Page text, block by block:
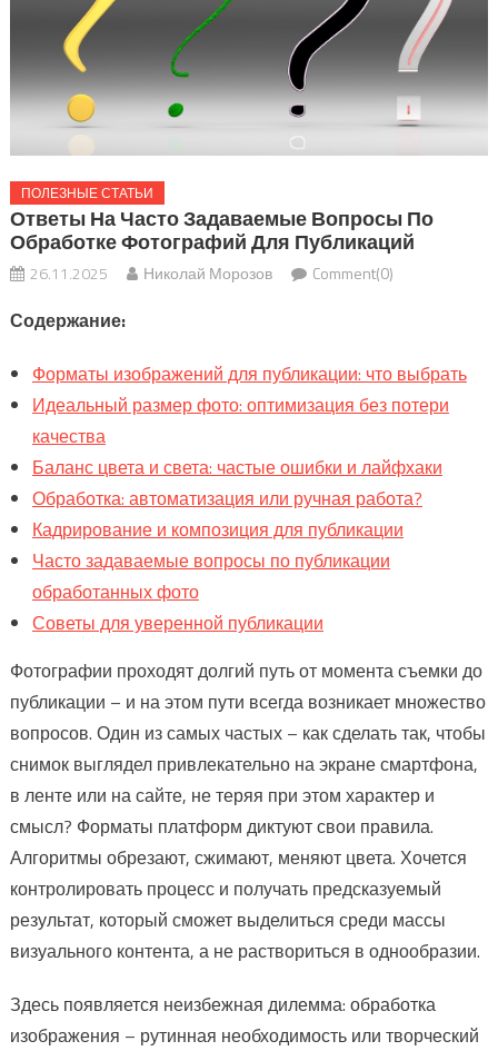
ПОЛЕЗНЫЕ СТАТЬИ
Ответы На Часто Задаваемые Вопросы По
Обработке Фотографий Для Публикаций
26.11.2025 Николай Морозов Comment(0)
Содержание:
Форматы изображений для публикации: что выбрать
Идеальный размер фото: оптимизация без потери
качества
Баланс цвета и света: частые ошибки и лайфхаки
Обработка: автоматизация или ручная работа?
Кадрирование и композиция для публикации
Часто задаваемые вопросы по публикации
обработанных фото
Советы для уверенной публикации
Фотографии проходят долгий путь от момента съемки до
публикации – и на этом пути всегда возникает множество
вопросов. Один из самых частых – как сделать так, чтобы
снимок выглядел привлекательно на экране смартфона,
в ленте или на сайте, не теряя при этом характер и
смысл? Форматы платформ диктуют свои правила.
Алгоритмы обрезают, сжимают, меняют цвета. Хочется
контролировать процесс и получать предсказуемый
результат, который сможет выделиться среди массы
визуального контента, а не раствориться в однообразии.
Здесь появляется неизбежная дилемма: обработка
изображения – рутинная необходимость или творческий